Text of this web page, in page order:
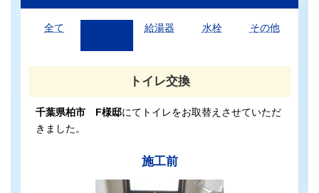
全て 給湯器 水栓 その他
トイレ交換
千葉県柏市 F様邸にてトイレをお取替えさせていただ
きました。
施工前